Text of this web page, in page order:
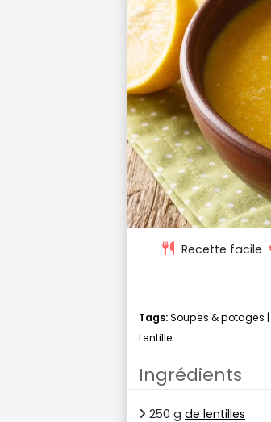
Recette facile
Tags:Soupes & potages |
Lentille
Ingrédients
250 g de lentilles